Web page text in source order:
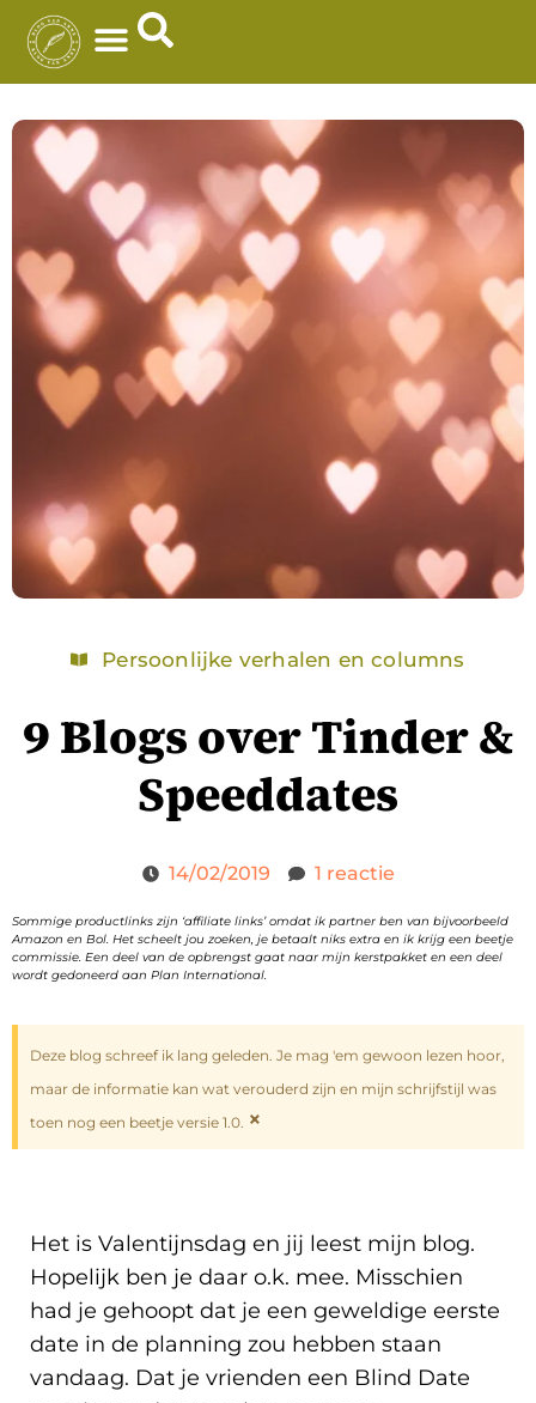
Persoonlijke verhalen en columns
9 Blogs over Tinder &
Speeddates
14/02/2019 1 reactie
Sommige productlinks zijn ‘affiliate links’ omdat ik partner ben van bijvoorbeeld
Amazon en Bol. Het scheelt jou zoeken, je betaalt niks extra en ik krijg een beetje
commissie. Een deel van de opbrengst gaat naar mijn kerstpakket en een deel
wordt gedoneerd aan Plan International.
Deze blog schreef ik lang geleden. Je mag 'em gewoon lezen hoor,
maar de informatie kan wat verouderd zijn en mijn schrijfstijl was
toen nog een beetje versie 1.0. ×
Het is Valentijnsdag en jij leest mijn blog.
Hopelijk ben je daar o.k. mee. Misschien
had je gehoopt dat je een geweldige eerste
date in de planning zou hebben staan
vandaag. Dat je vrienden een Blind Date